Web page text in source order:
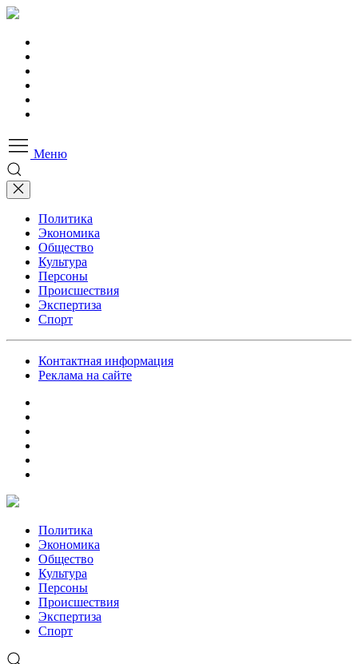
Меню
Политика
Экономика
Общество
Культура
Персоны
Происшествия
Экспертиза
Спорт
Контактная информация
Реклама на сайте
Политика
Экономика
Общество
Культура
Персоны
Происшествия
Экспертиза
Спорт